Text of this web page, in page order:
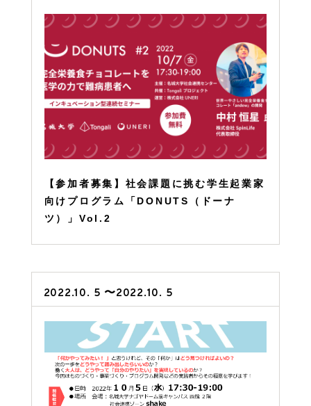
【参加者募集】社会課題に挑む学生起業家
向けプログラム「DONUTS（ドーナ
ツ）」Vol.2
2022.10. 5 〜2022.10. 5